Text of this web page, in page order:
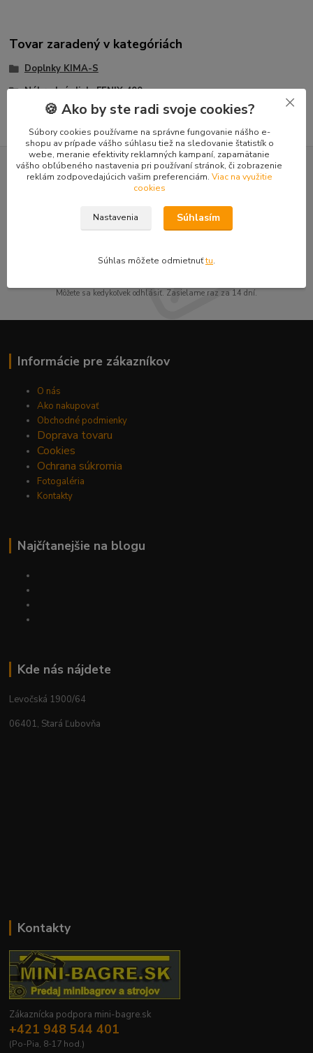
Tovar zaradený v kategóriách
Doplnky KIMA-S
Náhradné diely FENIX 400
Nepremeškajte novinky, akcie a
zľavy!
Môžete sa kedykoľvek odhlásiť. Zasielame raz za 14 dní.
Informácie pre zákazníkov
O nás
Ako nakupovať
Obchodné podmienky
Doprava tovaru
Cookies
Ochrana súkromia
Fotogaléria
Kontakty
Najčítanejšie na blogu
Kde nás nájdete
Levočská 1900/64
06401, Stará Ľubovňa
Kontakty
Zákaznícka podpora mini-bagre.sk
+421 948 544 401
(Po-Pia, 8-17 hod.)
🍪 Ako by ste radi svoje cookies?
Súbory cookies používame na správne fungovanie nášho e-
shopu av prípade vášho súhlasu tiež na sledovanie štatistík o
webe, meranie efektivity reklamných kampaní, zapamätanie
vášho obľúbeného nastavenia pri používaní stránok, či zobrazenie
reklám zodpovedajúcich vašim preferenciám. Viac na využitie
cookies
Nastavenia Súhlasím
Súhlas môžete odmietnuťtu.